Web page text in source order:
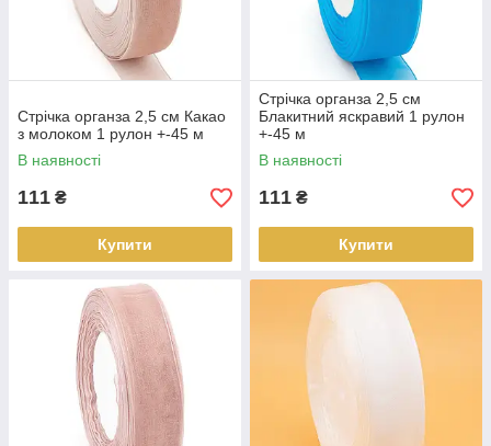
Стрічка органза 2,5 см Какао
з молоком 1 рулон +-45 м
В наявності
111 ₴
Купити
Стрічка органза 2,5 см
Блакитний яскравий 1 рулон
+-45 м
В наявності
111 ₴
Купити